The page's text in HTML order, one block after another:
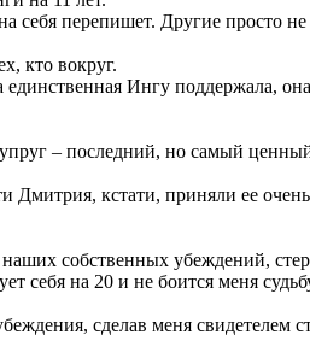
перепишет. Другие просто
кто вокруг.
Ингу поддержала,
– последний, но самый
кстати, приняли ее
наших собственных убеждений,
себя на 20 и не боится меня
сделав меня свидетелем